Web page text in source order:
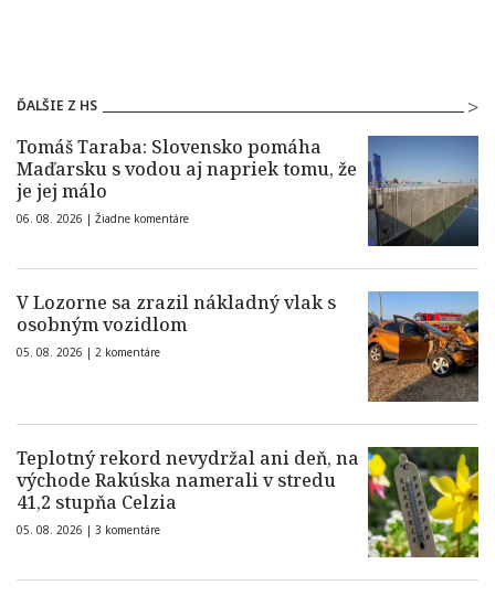
ĎALŠIE Z HS
Tomáš Taraba: Slovensko pomáha
Maďarsku s vodou aj napriek tomu, že
je jej málo
06. 08. 2026 | Žiadne komentáre
V Lozorne sa zrazil nákladný vlak s
osobným vozidlom
05. 08. 2026 | 2 komentáre
Teplotný rekord nevydržal ani deň, na
východe Rakúska namerali v stredu
41,2 stupňa Celzia
05. 08. 2026 | 3 komentáre